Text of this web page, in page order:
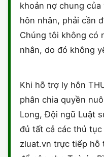
khoản nợ chung
hôn nhân, phải cần
Chúng tôi không có
nhân, do đó không
Khi hỗ trợ ly hôn
phân chia quyền
Long, Đội ngũ Luật
đủ tất cả các thủ
zluat.vn trực tiếp hỗ